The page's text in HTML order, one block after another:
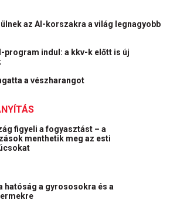
az AI-korszakra a világ legnagyobb
program indul: a kkv-k előtt is új
a vészharangot
figyeli a fogyasztást – a
menthetik meg az esti
hatóság a gyrososokra és a